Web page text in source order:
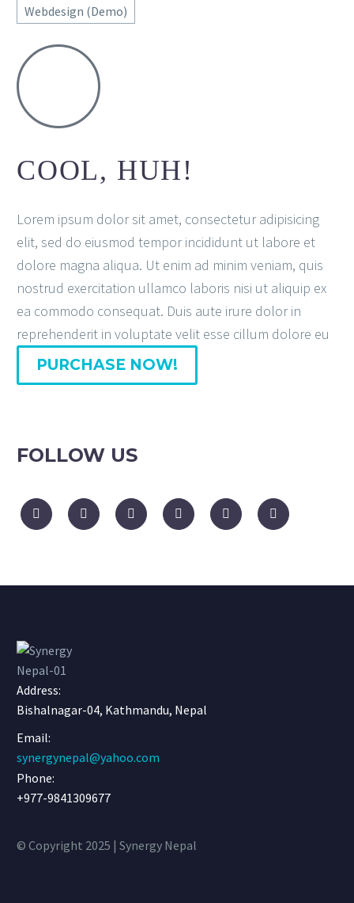
Webdesign (Demo)
COOL, HUH!
Lorem ipsum dolor sit amet, consectetur adipisicing
elit, sed do eiusmod tempor incididunt ut labore et
dolore magna aliqua. Ut enim ad minim veniam, quis
nostrud exercitation ullamco laboris nisi ut aliquip ex
ea commodo consequat. Duis aute irure dolor in
reprehenderit in voluptate velit esse cillum dolore eu
PURCHASE NOW!
FOLLOW US
Address:
Bishalnagar-04, Kathmandu, Nepal
Email:
synergynepal@yahoo.com
Phone:
+977-9841309677
© Copyright 2025 | Synergy Nepal